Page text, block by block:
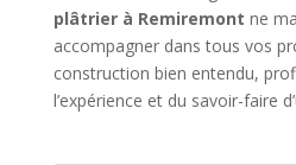
plâtrier à Remiremont ne
accompagner dans tous vos
construction bien entendu,
l’expérience et du savoir-faire